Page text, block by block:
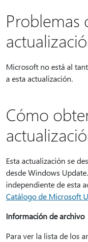
Problemas
Microsoft no está al
a esta actualización.
Cómo
Esta actualización se
desde Windows
independiente de esta
Catálogo de Microsoft
Información de archivo
Para ver la lista de los